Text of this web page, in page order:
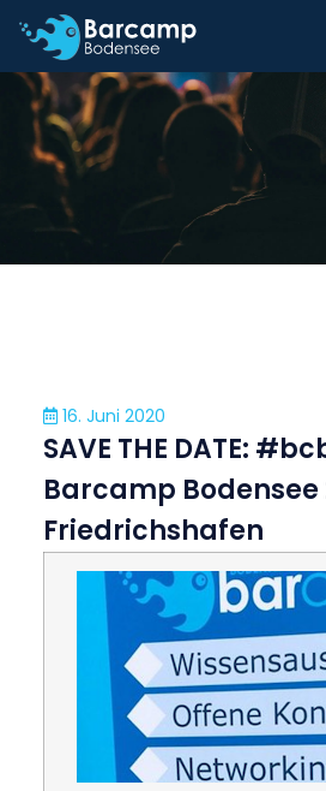
16. Juni 2020
SAVE THE DATE:
Barcamp Bodensee
Friedrichshafen